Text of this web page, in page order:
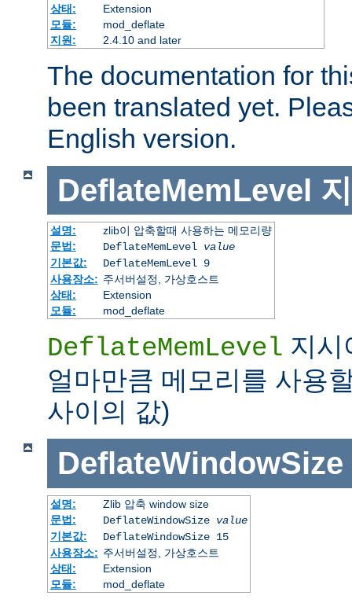
상태:
Extension
모듈:
mod_deflate
지원:
2.4.10 and later
The documentation for
been translated yet.
English version.
DeflateMemLevel
설명:
zlib이 압축할때 사용하는 메모리량
문법:
DeflateMemLevel value
기본값:
DeflateMemLevel 9
사용장소: 주서버설정, 가상호스트
상태:
Extension
모듈:
mod_deflate
DeflateMemLevel 지시
얼마만큼 메모리를 사용
사이의 값)
DeflateWindowSize
설명:
Zlib 압축 window size
문법:
DeflateWindowSize value
기본값:
DeflateWindowSize 15
사용장소: 주서버설정, 가상호스트
상태:
Extension
모듈:
mod_deflate